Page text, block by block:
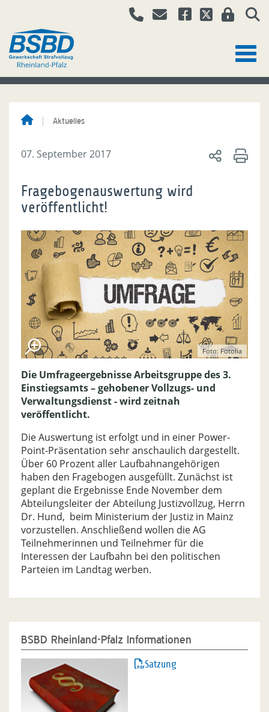
Aktuelles
07. September 2017
Fragebogenauswertung wird
veröffentlicht!
Foto: Fotolia
Die Umfrageergebnisse Arbeitsgruppe des 3.
Einstiegsamts – gehobener Vollzugs- und
Verwaltungsdienst - wird zeitnah
veröffentlicht.
Die Auswertung ist erfolgt und in einer Power-
Point-Präsentation sehr anschaulich dargestellt.
Über 60 Prozent aller Laufbahnangehörigen
haben den Fragebogen ausgefüllt. Zunächst ist
geplant die Ergebnisse Ende November dem
Abteilungsleiter der Abteilung Justizvollzug, Herrn
Dr. Hund, beim Ministerium der Justiz in Mainz
vorzustellen. Anschließend wollen die AG
Teilnehmerinnen und Teilnehmer für die
Interessen der Laufbahn bei den politischen
Parteien im Landtag werben.
BSBD Rheinland-Pfalz Informationen
Satzung